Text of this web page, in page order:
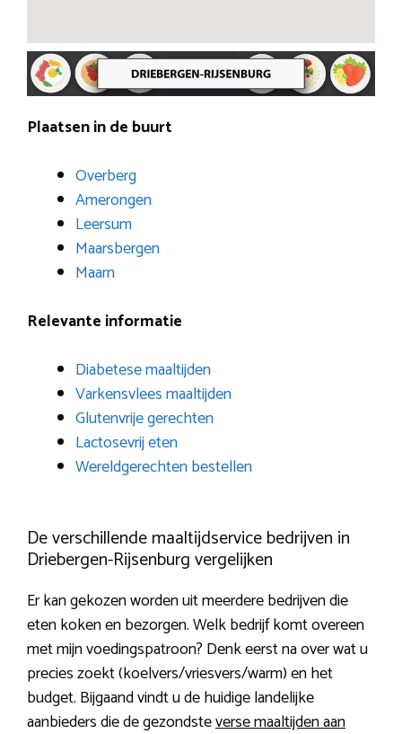
Plaatsen in de buurt
Overberg
Amerongen
Leersum
Maarsbergen
Maarn
Relevante informatie
Diabetese maaltijden
Varkensvlees maaltijden
Glutenvrije gerechten
Lactosevrij eten
Wereldgerechten bestellen
De verschillende maaltijdservice bedrijven in
Driebergen-Rijsenburg vergelijken
Er kan gekozen worden uit meerdere bedrijven die
eten koken en bezorgen. Welk bedrijf komt overeen
met mijn voedingspatroon? Denk eerst na over wat u
precies zoekt (koelvers/vriesvers/warm) en het
budget. Bijgaand vindt u de huidige landelijke
aanbieders die de gezondsteverse maaltijden aan